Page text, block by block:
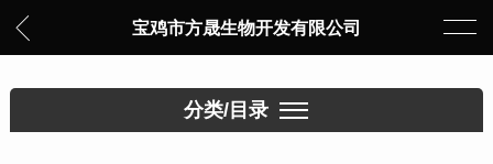
宝鸡市方晟生物开发有限公司
分类/目录